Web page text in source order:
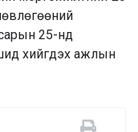
25-нд
хийгдэх ажлын